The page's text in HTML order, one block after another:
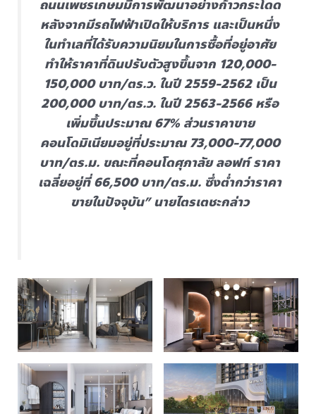
ถนนเพชรเกษมมีการพัฒนาอย่างก้าวกระโดด
หลังจากมีรถไฟฟ้าเปิดให้บริการ และเป็นหนึ่ง
ในทำเลที่ได้รับความนิยมในการซื้อที่อยู่อาศัย
ทำให้ราคาที่ดินปรับตัวสูงขึ้นจาก 120,000-
150,000 บาท/ตร.ว. ในปี 2559-2562 เป็น
200,000 บาท/ตร.ว. ในปี 2563-2566 หรือ
เพิ่มขึ้นประมาณ 67% ส่วนราคาขาย
คอนโดมิเนียมอยู่ที่ประมาณ 73,000-77,000
บาท/ตร.ม. ขณะที่คอนโดศุภาลัย ลอฟท์ ราคา
เฉลี่ยอยู่ที่ 66,500 บาท/ตร.ม. ซึ่งต่ำกว่าราคา
ขายในปัจจุบัน” นายไตรเตชะกล่าว